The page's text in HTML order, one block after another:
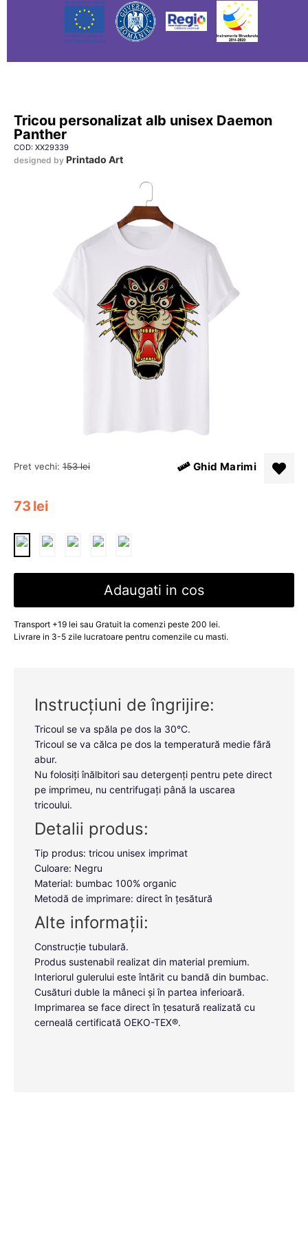
Tricou personalizat alb unisex Daemon
Panther
COD: XX29339
designed by Printado Art
Pret vechi: 153 lei
73 lei
Ghid Marimi
Adaugati in cos
Transport +19 lei sau Gratuit la comenzi peste 200 lei.
Livrare in 3-5 zile lucratoare pentru comenzile cu masti.
Instrucțiuni de îngrijire:
Tricoul se va spăla pe dos la 30°C.
Tricoul se va călca pe dos la temperatură medie fără
abur.
Nu folosiți înălbitori sau detergenți pentru pete direct
pe imprimeu, nu centrifugați până la uscarea
tricoului.
Detalii produs:
Tip produs: tricou unisex imprimat
Culoare: Negru
Material: bumbac 100% organic
Metodă de imprimare: direct în țesătură
Alte informații:
Construcție tubulară.
Produs sustenabil realizat din material premium.
Interiorul gulerului este întărit cu bandă din bumbac.
Cusături duble la mâneci și în partea inferioară.
Imprimarea se face direct în țesatură realizată cu
cerneală certificată OEKO-TEX®.